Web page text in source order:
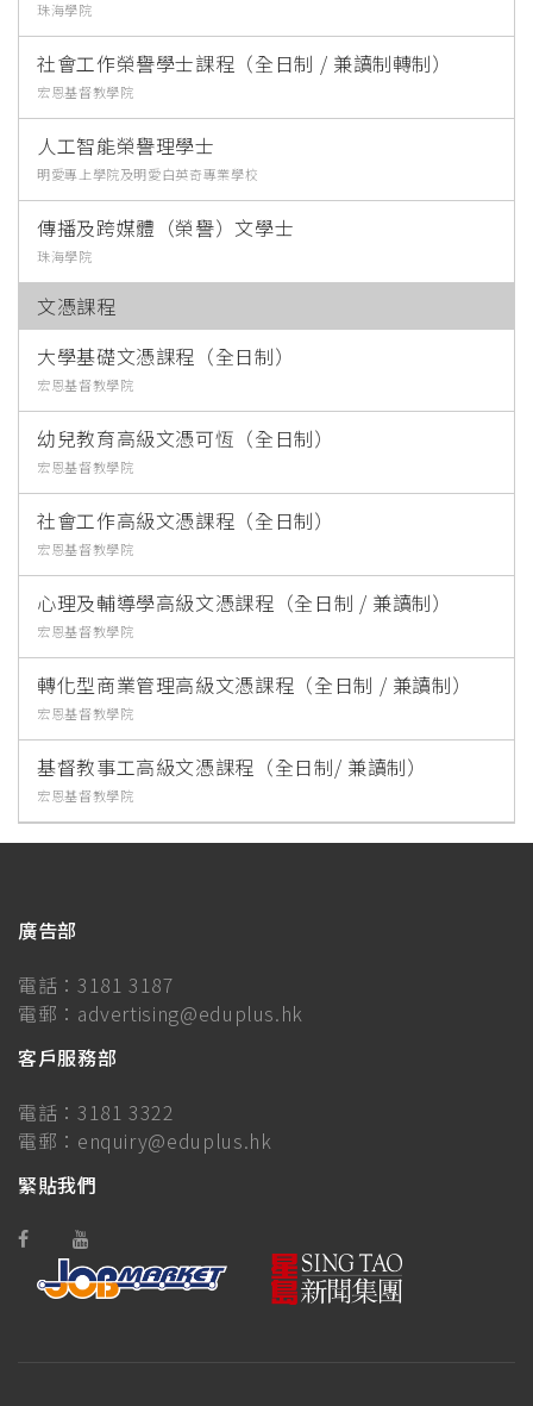
珠海學院
社會工作榮譽學士課程（全日制 / 兼讀制轉制）
宏恩基督教學院
人工智能榮譽理學士
明愛專上學院及明愛白英奇專業學校
傳播及跨媒體（榮譽）文學士
珠海學院
文憑課程
大學基礎文憑課程（全日制）
宏恩基督教學院
幼兒教育高級文憑可恆（全日制）
宏恩基督教學院
社會工作高級文憑課程（全日制）
宏恩基督教學院
心理及輔導學高級文憑課程（全日制 / 兼讀制）
宏恩基督教學院
轉化型商業管理高級文憑課程（全日制 / 兼讀制）
宏恩基督教學院
基督教事工高級文憑課程（全日制/ 兼讀制）
宏恩基督教學院
廣告部
電話： 3181 3187
電郵： advertising@eduplus.hk
客戶服務部
電話： 3181 3322
電郵： enquiry@eduplus.hk
緊貼我們